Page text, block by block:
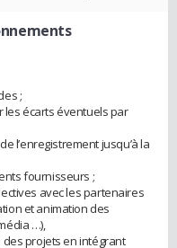
;
les écarts éventuels par
l’enregistrement jusqu’à la
fournisseurs ;
avec les partenaires
et animation des
…),
des projets en intégrant